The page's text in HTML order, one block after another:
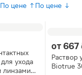
По цене ↑ По цене ↓
ухода
линзами
от667
Раствор
Biotrue